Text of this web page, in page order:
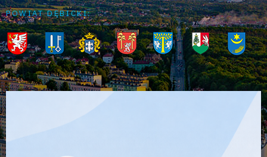
POWIAT DĘBICKI: